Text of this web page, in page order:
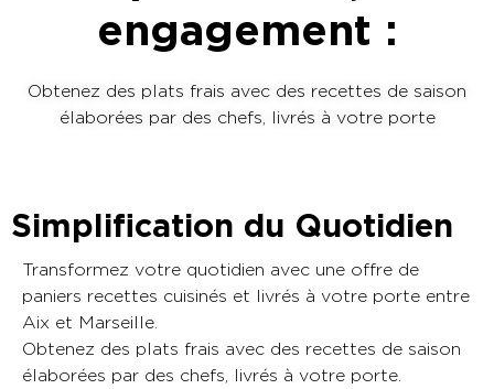
engagement :
Obtenez des plats frais avec des recettes de saison
élaborées par des chefs, livrés à votre porte
Simplification du Quotidien
Transformez votre quotidien avec une offre de
paniers recettes cuisinés et livrés à votre porte entre
Aix et Marseille.
Obtenez des plats frais avec des recettes de saison
élaborées par des chefs, livrés à votre porte.